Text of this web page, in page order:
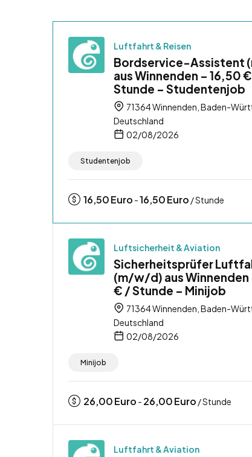
Luftfahrt & Reisen
Bordservice-Assistent
aus Winnenden – 16,50
Stunde – Studentenjob
71364 Winnenden, Baden-
Deutschland
02/08/2026
Studentenjob
16,50Euro -16,50Euro / Stunde
Luftsicherheit & Aviation
Sicherheitsprüfer
(m/w/d) aus
€ / Stunde – Minijob
71364 Winnenden, Baden-
Deutschland
02/08/2026
Minijob
26,00Euro - 26,00Euro / Stunde
Luftfahrt & Aviation